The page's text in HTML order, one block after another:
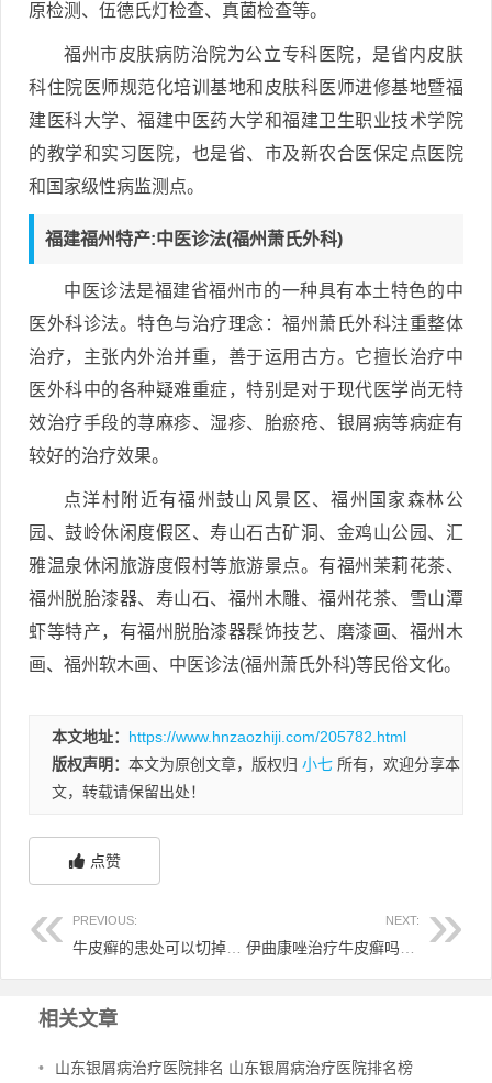
原检测、伍德氏灯检查、真菌检查等。
福州市皮肤病防治院为公立专科医院，是省内皮肤
科住院医师规范化培训基地和皮肤科医师进修基地暨福
建医科大学、福建中医药大学和福建卫生职业技术学院
的教学和实习医院，也是省、市及新农合医保定点医院
和国家级性病监测点。
福建福州特产:中医诊法(福州萧氏外科)
中医诊法是福建省福州市的一种具有本土特色的中
医外科诊法。特色与治疗理念：福州萧氏外科注重整体
治疗，主张内外治并重，善于运用古方。它擅长治疗中
医外科中的各种疑难重症，特别是对于现代医学尚无特
效治疗手段的荨麻疹、湿疹、胎瘀疮、银屑病等病症有
较好的治疗效果。
点洋村附近有福州鼓山风景区、福州国家森林公
园、鼓岭休闲度假区、寿山石古矿洞、金鸡山公园、汇
雅温泉休闲旅游度假村等旅游景点。有福州茉莉花茶、
福州脱胎漆器、寿山石、福州木雕、福州花茶、雪山潭
虾等特产，有福州脱胎漆器髹饰技艺、磨漆画、福州木
画、福州软木画、中医诊法(福州萧氏外科)等民俗文化。
本文地址： https://www.hnzaozhiji.com/205782.html
版权声明： 本文为原创文章，版权归 小七 所有，欢迎分享本
文，转载请保留出处！
点赞
PREVIOUS: NEXT:
相关文章
• 山东银屑病治疗医院排名 山东银屑病治疗医院排名榜